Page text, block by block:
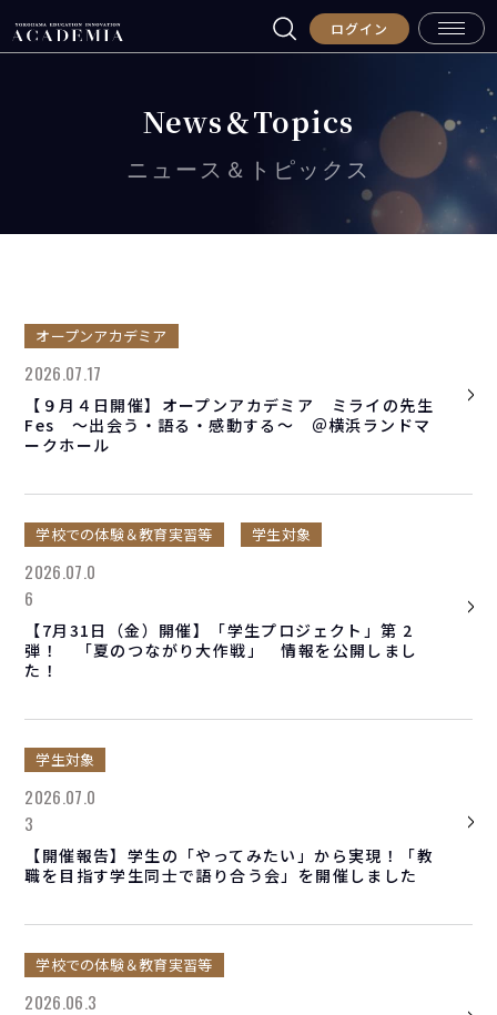
ログイン
News＆Topics
ニュース＆トピックス
オープンアカデミア
2026.07.17
【９月４日開催】オープンアカデミア ミライの先生
Fes ～出会う・語る・感動する～ ＠横浜ランドマ
ークホール
学校での体験＆教育実習等 学生対象
2026.07.0
6
【7月31日（金）開催】「学生プロジェクト」第 2
弾！ 「夏のつながり大作戦」 情報を公開しまし
た！
学生対象
2026.07.0
3
【開催報告】学生の「やってみたい」から実現！「教
職を目指す学生同士で語り合う会」を開催しました
学校での体験＆教育実習等
2026.06.3